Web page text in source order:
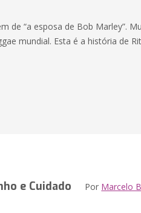
de “a esposa de Bob Marley”.
mundial. Esta é a história de
e Cuidado Por Marcelo